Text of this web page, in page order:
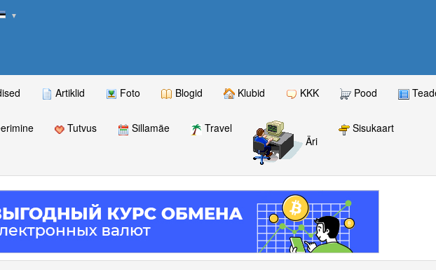
▼
Artiklid Foto Blogid Klubid KKK Pood
Tutvus Sillamäe
Travel
Äri
Sisukaart